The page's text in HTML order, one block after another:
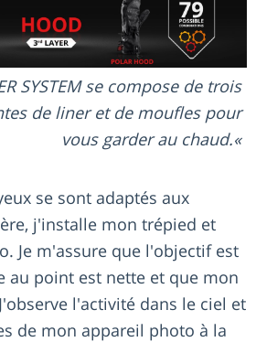
SYSTEM se compose de trois
de liner et de moufles pour
vous garder au chaud.
se sont adaptés aux
j'installe mon trépied et
Je m'assure que l'objectif est
au point est nette et que mon
l'activité dans le ciel et
de mon appareil photo à la